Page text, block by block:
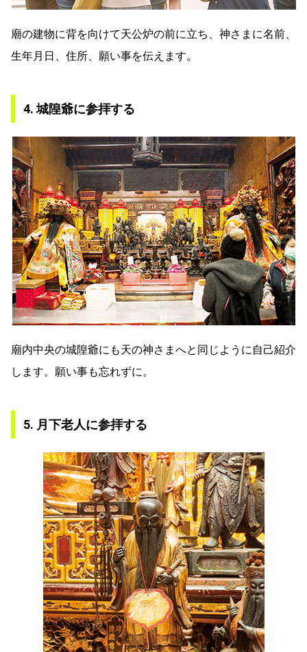
廟の建物に背を向けて天公炉の前に立ち、神さまに名前、
生年月日、住所、願い事を伝えます。
4. 城隍爺に参拝する
廟内中央の城隍爺にも天の神さまへと同じように自己紹介
します。願い事も忘れずに。
5. 月下老人に参拝する